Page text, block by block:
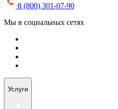
8 (800) 301-07-90
Мы в социальных сетях
Услуги